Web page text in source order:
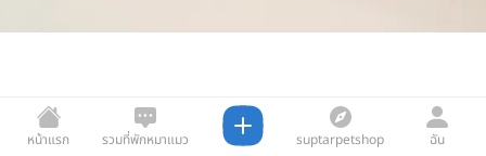
หน้าแรก
รวมที่พักหมาแมว
suptarpetshop ฉัน